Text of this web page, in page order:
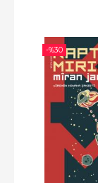
-%30